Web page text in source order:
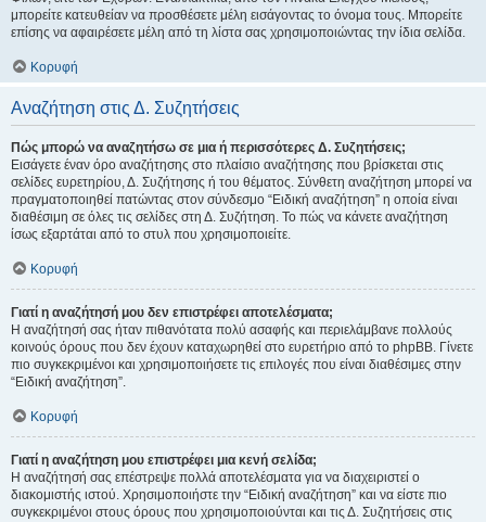
μπορείτε κατευθείαν να προσθέσετε μέλη εισάγοντας το όνομα τους. Μπορείτε
επίσης να αφαιρέσετε μέλη από τη λίστα σας χρησιμοποιώντας την ίδια σελίδα.
Κορυφή
Αναζήτηση στις Δ. Συζητήσεις
Πώς μπορώ να αναζητήσω σε μια ή περισσότερες Δ. Συζητήσεις;
Εισάγετε έναν όρο αναζήτησης στο πλαίσιο αναζήτησης που βρίσκεται στις
σελίδες ευρετηρίου, Δ. Συζήτησης ή του θέματος. Σύνθετη αναζήτηση μπορεί να
πραγματοποιηθεί πατώντας στον σύνδεσμο “Ειδική αναζήτηση” η οποία είναι
διαθέσιμη σε όλες τις σελίδες στη Δ. Συζήτηση. Το πώς να κάνετε αναζήτηση
ίσως εξαρτάται από το στυλ που χρησιμοποιείτε.
Κορυφή
Γιατί η αναζήτησή μου δεν επιστρέφει αποτελέσματα;
Η αναζήτησή σας ήταν πιθανότατα πολύ ασαφής και περιελάμβανε πολλούς
κοινούς όρους που δεν έχουν καταχωρηθεί στο ευρετήριο από το phpBB. Γίνετε
πιο συγκεκριμένοι και χρησιμοποιήσετε τις επιλογές που είναι διαθέσιμες στην
“Ειδική αναζήτηση”.
Κορυφή
Γιατί η αναζήτηση μου επιστρέφει μια κενή σελίδα;
Η αναζήτησή σας επέστρεψε πολλά αποτελέσματα για να διαχειριστεί ο
διακομιστής ιστού. Χρησιμοποιήστε την “Ειδική αναζήτηση” και να είστε πιο
συγκεκριμένοι στους όρους που χρησιμοποιούνται και τις Δ. Συζητήσεις στις